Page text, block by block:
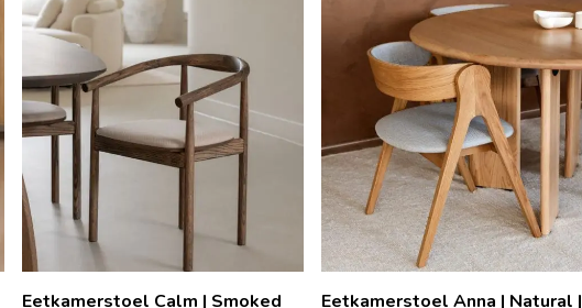
Eetkamerstoel Calm | Smoked
Eetkamerstoel Anna | Natural |